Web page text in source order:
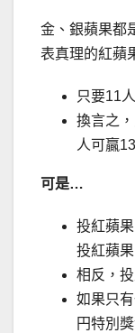
金、銀蘋果都
表真理的紅蘋
只要11
換言之
人可贏
可是…
投紅蘋
投紅蘋
相反，
如果只
円特別